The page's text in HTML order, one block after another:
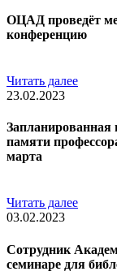
ОЦАД проведёт
конференцию
Читать далее
23.02.2023
Запланированная
памяти
марта
Читать далее
03.02.2023
Сотрудник
семинаре для